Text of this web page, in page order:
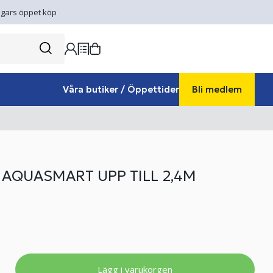
öppet köp
Våra butiker / Öppettider Bli medlem
UPP TILL 2,4M
Lägg i varukorgen